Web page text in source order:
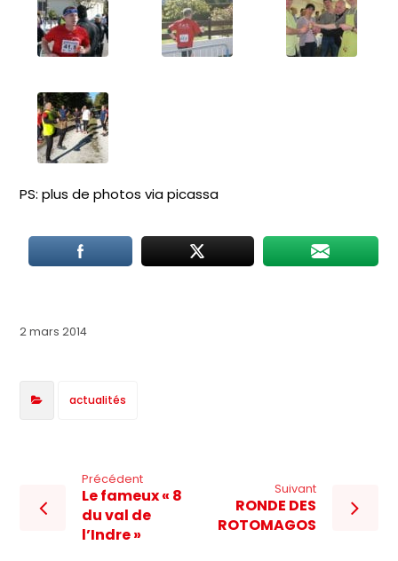
PS: plus de photos via picassa
2 mars 2014
actualités
Précédent
Le fameux « 8
du val de
l’Indre »
Suivant
RONDE DES
ROTOMAGOS